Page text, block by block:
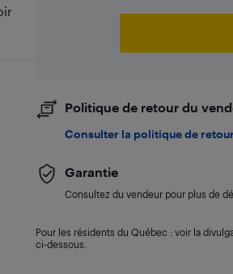
Politique de retour du
Consulter la politique de
Garantie
Consultez du vendeur pour plus de
Pour les résidents du Québec : voir la
ci-dessous.